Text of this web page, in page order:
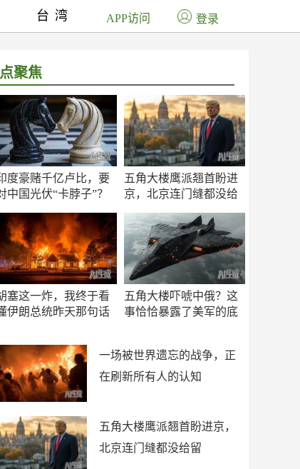
聚焦
度豪赌千亿卢比，要
中国光伏“卡脖子”？
五角大楼鹰派翘首盼进
京，北京连门缝都没给
塞这一炸，我终于看
伊朗总统昨天那句话
五角大楼吓唬中俄？这
事恰恰暴露了美军的底
一场被世界遗忘的战争，正
在刷新所有人的认知
五角大楼鹰派翘首盼进京，
北京连门缝都没给留
台湾 APP访问 登录